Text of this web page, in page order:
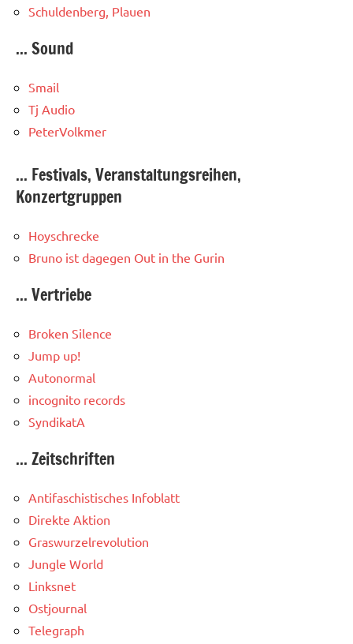
Schuldenberg, Plauen
... Sound
Smail
Tj Audio
PeterVolkmer
... Festivals, Veranstaltungsreihen,
Konzertgruppen
Hoyschrecke
Bruno ist dagegen Out in the Gurin
... Vertriebe
Broken Silence
Jump up!
Autonormal
incognito records
SyndikatA
... Zeitschriften
Antifaschistisches Infoblatt
Direkte Aktion
Graswurzelrevolution
Jungle World
Linksnet
Ostjournal
Telegraph